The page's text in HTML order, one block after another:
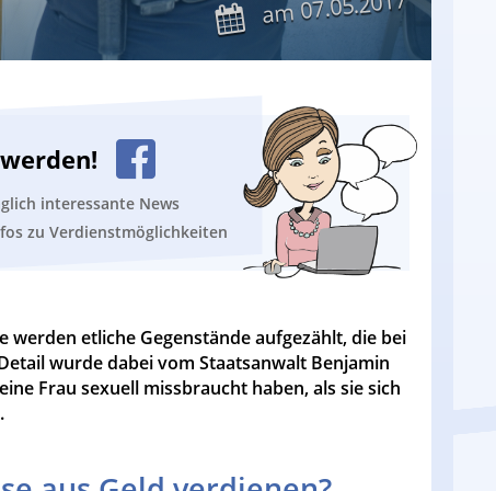
am
interessante News
zu Verdienstmöglichkeiten
werden etliche Gegenstände aufgezählt, die bei
wurde dabei vom Staatsanwalt Benjamin
Frau sexuell missbraucht haben, als sie sich